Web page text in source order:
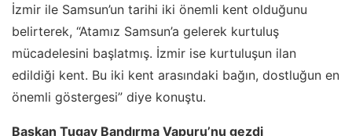
İzmir ile Samsun’un tarihi iki önemli kent olduğunu
belirterek, “Atamız Samsun’a gelerek kurtuluş
mücadelesini başlatmış. İzmir ise kurtuluşun ilan
edildiği kent. Bu iki kent arasındaki bağın, dostluğun en
önemli göstergesi” diye konuştu.
Başkan Tugay Bandırma Vapuru’nu gezdi